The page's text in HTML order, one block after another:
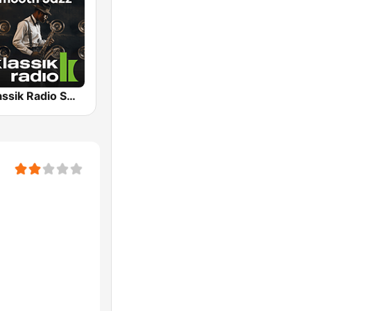
Klassik Radio Smooth Jazz